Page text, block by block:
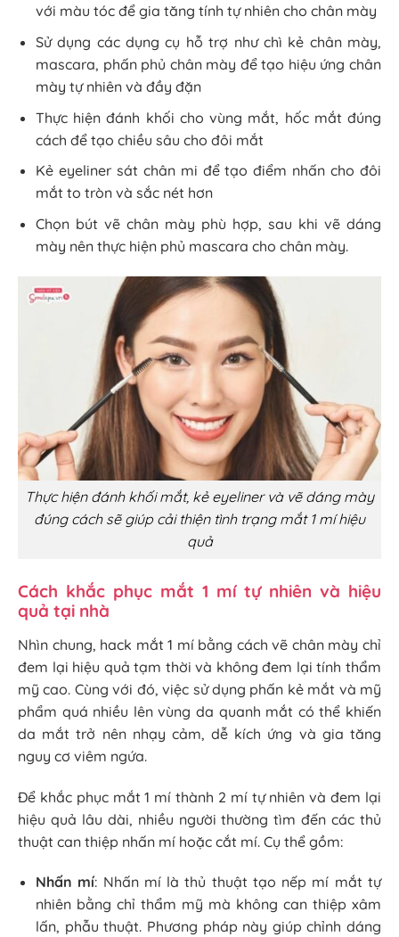
với màu tóc để gia tăng tính tự nhiên cho chân mày
Sử dụng các dụng cụ hỗ trợ như chì kẻ chân mày,
mascara, phấn phủ chân mày để tạo hiệu ứng chân
mày tự nhiên và đầy đặn
Thực hiện đánh khối cho vùng mắt, hốc mắt đúng
cách để tạo chiều sâu cho đôi mắt
Kẻ eyeliner sát chân mi để tạo điểm nhấn cho đôi
mắt to tròn và sắc nét hơn
Chọn bút vẽ chân mày phù hợp, sau khi vẽ dáng
mày nên thực hiện phủ mascara cho chân mày.
Thực hiện đánh khối mắt, kẻ eyeliner và vẽ dáng mày
đúng cách sẽ giúp cải thiện tình trạng mắt 1 mí hiệu
quả
Cách khắc phục mắt 1 mí tự nhiên và hiệu
quả tại nhà
Nhìn chung, hack mắt 1 mí bằng cách vẽ chân mày chỉ
đem lại hiệu quả tạm thời và không đem lại tính thẩm
mỹ cao. Cùng với đó, việc sử dụng phấn kẻ mắt và mỹ
phẩm quá nhiều lên vùng da quanh mắt có thể khiến
da mắt trở nên nhạy cảm, dễ kích ứng và gia tăng
nguy cơ viêm ngứa.
Để khắc phục mắt 1 mí thành 2 mí tự nhiên và đem lại
hiệu quả lâu dài, nhiều người thường tìm đến các thủ
thuật can thiệp nhấn mí hoặc cắt mí. Cụ thể gồm:
Nhấn mí: Nhấn mí là thủ thuật tạo nếp mí mắt tự
nhiên bằng chỉ thẩm mỹ mà không can thiệp xâm
lấn, phẫu thuật. Phương pháp này giúp chỉnh dáng